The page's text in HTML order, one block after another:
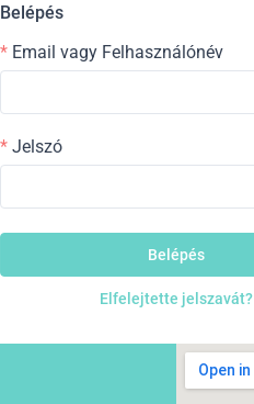
Belépés
Email vagy Felhasználónév
Jelszó
Belépés
Elfelejtette jelszavát?